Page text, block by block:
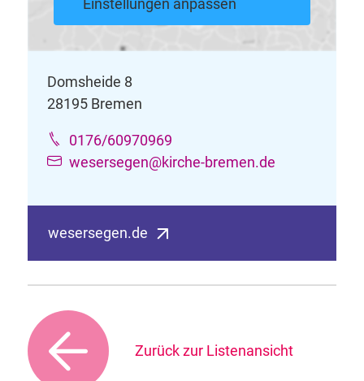
Einstellungen anpassen
Domsheide 8
28195 Bremen
0176/60970969
wesersegen@kirche-bremen.de
wesersegen.de
Zurück zur Listenansicht